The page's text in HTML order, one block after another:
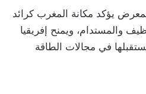
يؤكد مكانة المغرب كرائد
والمستدام، ويمنح إفريقيا
في مجالات الطاقة